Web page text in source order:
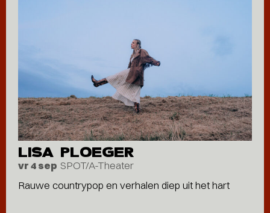
LISA PLOEGER
vr 4 sep SPOT/A-Theater
Rauwe countrypop en verhalen diep uit het hart